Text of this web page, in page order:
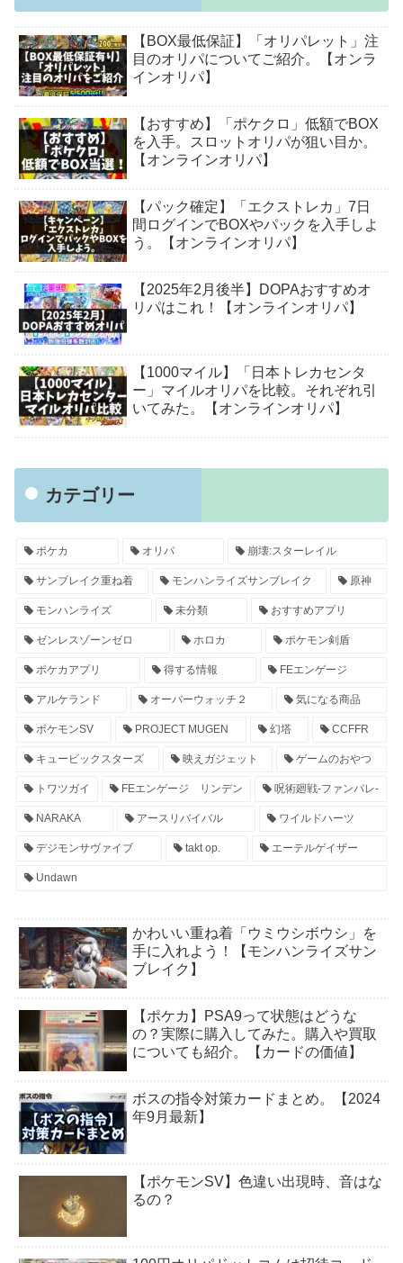
【BOX最低保証】「オリパレット」注
目のオリパについてご紹介。【オンラ
インオリパ】
【おすすめ】「ポケクロ」低額でBOX
を入手。スロットオリパが狙い目か。
【オンラインオリパ】
【パック確定】「エクストレカ」7日
間ログインでBOXやパックを入手しよ
う。【オンラインオリパ】
【2025年2月後半】DOPAおすすめオ
リパはこれ！【オンラインオリパ】
【1000マイル】「日本トレカセンタ
ー」マイルオリパを比較。それぞれ引
いてみた。【オンラインオリパ】
カテゴリー
ポケカ オリパ 崩壊:スターレイル
サンブレイク重ね着 モンハンライズサンブレイク 原神
モンハンライズ 未分類 おすすめアプリ
ゼンレスゾーンゼロ ホロカ ポケモン剣盾
ポケカアプリ 得する情報 FEエンゲージ
アルケランド オーバーウォッチ２ 気になる商品
ポケモンSV PROJECT MUGEN 幻塔 CCFFR
キュービックスターズ 映えガジェット ゲームのおやつ
トワツガイ FEエンゲージ リンデン 呪術廻戦-ファンパレ-
NARAKA アースリバイバル ワイルドハーツ
デジモンサヴァイブ takt op. エーテルゲイザー
Undawn
かわいい重ね着「ウミウシボウシ」を
手に入れよう！【モンハンライズサン
ブレイク】
【ポケカ】PSA9って状態はどうな
の？実際に購入してみた。購入や買取
についても紹介。【カードの価値】
ボスの指令対策カードまとめ。【2024
年9月最新】
【ポケモンSV】色違い出現時、音はな
るの？